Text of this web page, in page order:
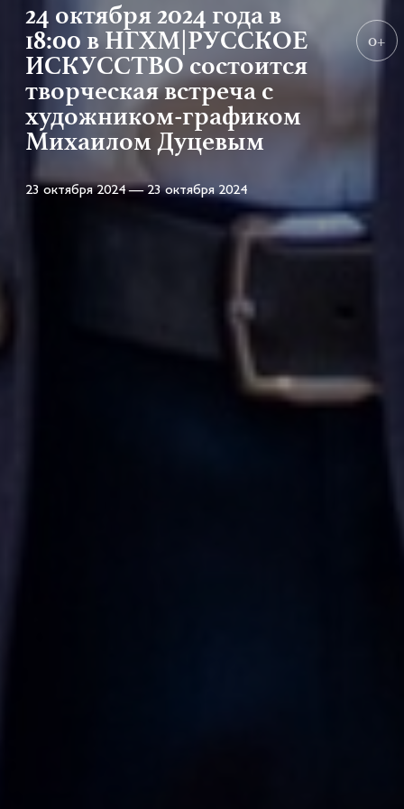
24 октября 2024 года в
18:00 в НГХМ|РУССКОЕ
ИСКУССТВО состоится
творческая встреча с
художником-графиком
Михаилом Дуцевым
23 октября 2024 — 23 октября 2024
0+